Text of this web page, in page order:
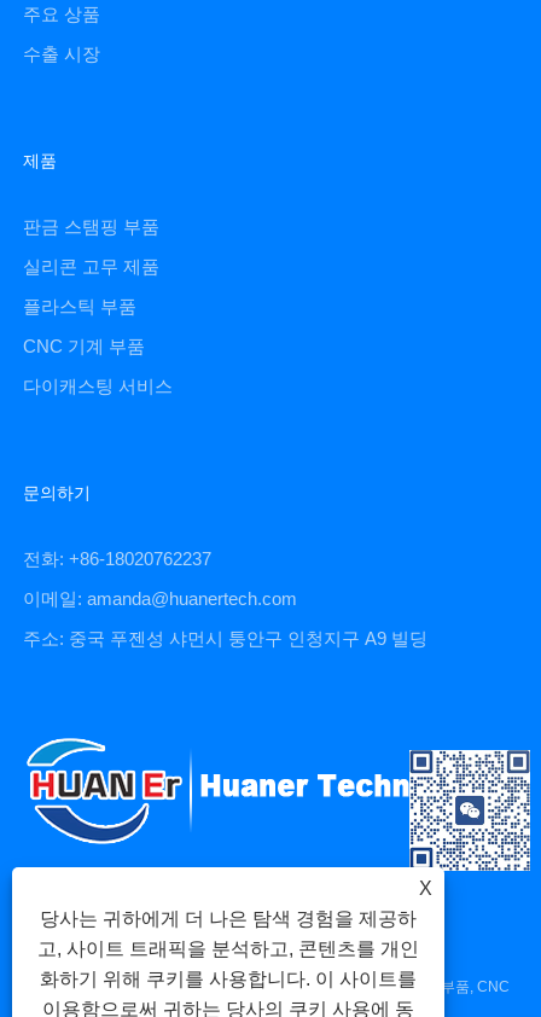
주요 상품
수출 시장
제품
판금 스탬핑 부품
실리콘 고무 제품
플라스틱 부품
CNC 기계 부품
다이캐스팅 서비스
문의하기
전화: +86-18020762237
이메일: amanda@huanertech.com
주소: 중국 푸젠성 샤먼시 퉁안구 인청지구 A9 빌딩
저작권 © 2023 Xiamen Huaner Technology Co., Ltd - CNC 기계 부품, CNC
X
당사는 귀하에게 더 나은 탐색 경험을 제공하
고, 사이트 트래픽을 분석하고, 콘텐츠를 개인
화하기 위해 쿠키를 사용합니다. 이 사이트를
이용함으로써 귀하는 당사의 쿠키 사용에 동